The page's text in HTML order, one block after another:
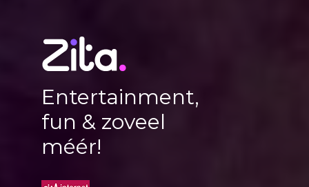
Entertainment,
fun & zoveel
méér!